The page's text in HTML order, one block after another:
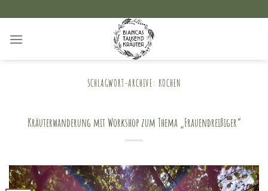
Inhalt
springen
SCHLAGWORT-ARCHIVE: KOCHEN
Kräuterwanderung mit Workshop zum Thema „Frauendreißiger“